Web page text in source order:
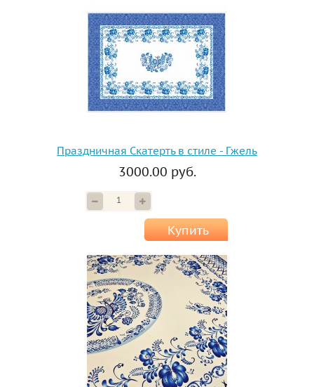
Праздничная Скатерть в стиле - Гжель
3000.00 руб.
Купить